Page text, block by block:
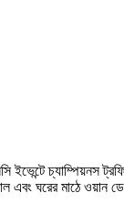
চ্যাম্পিয়নস
এবং ঘরের মাঠে